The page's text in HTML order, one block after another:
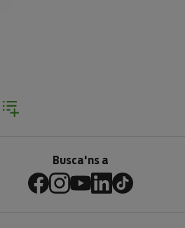
Busca'ns a